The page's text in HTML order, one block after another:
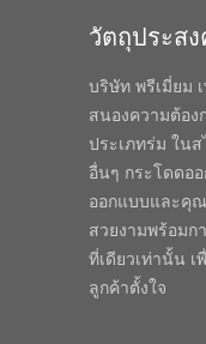
วัตถุประสง
บริษัท พรีเมี่ยม
สนองความต้อง
ประเภทร่ม ใน
อื่นๆ กระโดดออ
ออกแบบและคุ
สวยงามพร้อม
ที่เดียวเท่านั้น
ลูกค้าตั้งใจ